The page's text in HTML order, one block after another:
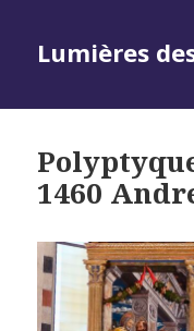
Lumières
1460